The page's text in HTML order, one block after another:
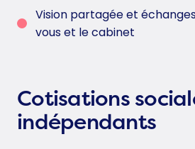
Vision partagée et
vous et le cabinet
Cotisations
indépendants